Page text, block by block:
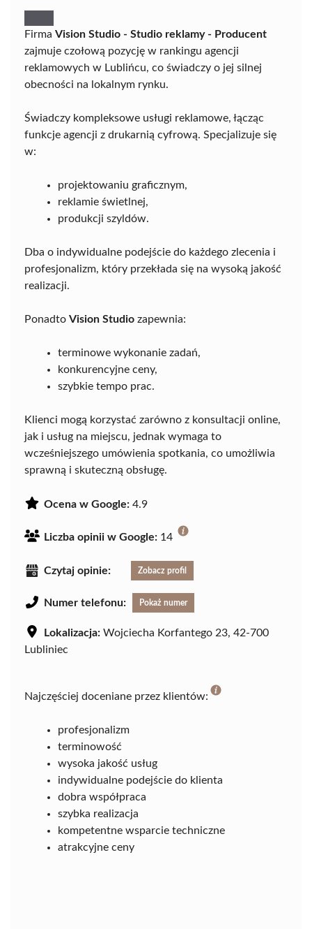
Firma Vision Studio - Studio reklamy - Producent
zajmuje czołową pozycję w rankingu agencji
reklamowych w Lublińcu, co świadczy o jej silnej
obecności na lokalnym rynku.
Świadczy kompleksowe usługi reklamowe, łącząc
funkcje agencji z drukarnią cyfrową. Specjalizuje się
w:
projektowaniu graficznym,
reklamie świetlnej,
produkcji szyldów.
Dba o indywidualne podejście do każdego zlecenia i
profesjonalizm, który przekłada się na wysoką jakość
realizacji.
Ponadto Vision Studio zapewnia:
terminowe wykonanie zadań,
konkurencyjne ceny,
szybkie tempo prac.
Klienci mogą korzystać zarówno z konsultacji online,
jak i usług na miejscu, jednak wymaga to
wcześniejszego umówienia spotkania, co umożliwia
sprawną i skuteczną obsługę.
Ocena w Google: 4.9
Liczba opinii w Google: 14
Czytaj opinie: Zobacz profil
Numer telefonu: Pokaż numer
Lokalizacja: Wojciecha Korfantego 23, 42-700
Lubliniec
Najczęściej doceniane przez klientów:
profesjonalizm
terminowość
wysoka jakość usług
indywidualne podejście do klienta
dobra współpraca
szybka realizacja
kompetentne wsparcie techniczne
atrakcyjne ceny